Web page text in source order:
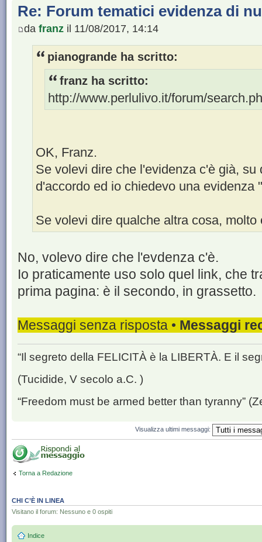
Re: Forum tematici evidenza di
da franz il 11/08/2017, 14:14
pianogrande ha scritto:
franz ha scritto:
http://www.perlulivo.it/forum/
OK, Franz.
Se volevi dire che l'evidenza c'è già,
d'accordo ed io chiedevo una evidenza
Se volevi dire qualche altra cosa,
No, volevo dire che l'evdenza c'è.
Io praticamente uso solo quel link, che
prima pagina: è il secondo, in grassetto.
Messaggi senza risposta • Messaggi
“Il segreto della FELICITÀ è la LIBERTÀ. E il
(Tucidide, V secolo a.C. )
“Freedom must be armed better than tyranny”
Visualizza ultimi messaggi:
Torna a Redazione
CHI C’È IN LINEA
Visitano il forum: Nessuno e 0 ospiti
Indice